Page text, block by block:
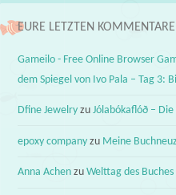
EURE LETZTEN KOMMENTARE
Gameilo - Free Online Browser
dem Spiegel von Ivo Pala – Tag 3:
Dfine Jewelry zuJólabókaflóð –
epoxy company zu Meine
Anna Achen zuWelttag des